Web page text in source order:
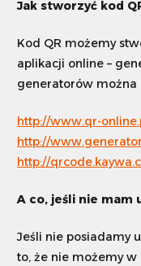
Jak stworzyć kod
Kod QR możemy
aplikacji online –
generatorów można
http://www.qr-
http://
http://
A co, jeśli nie mam
Jeśli nie posiadamy
to, że nie możemy